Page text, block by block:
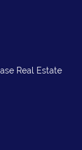
Real Estate